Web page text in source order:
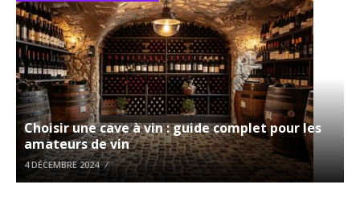
Choisir une cave à vin : guide complet pour les
amateurs de vin
4 DÉCEMBRE 2024